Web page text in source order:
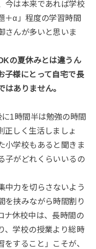
今は本来であれば学校
＋α」程度の学習時間
さんが多いと思いま
の夏休みとは違うん
子様にとって自宅で長
はありません。
1時間半は勉強の時間
正しく生活しましょ
小学校もあると聞きま
子がどれくらいいるの
中力を切らさないよう
を挟みながら時間割り
ナ休校中は、長時間の
、学校の授業より総時
すること」こそが、